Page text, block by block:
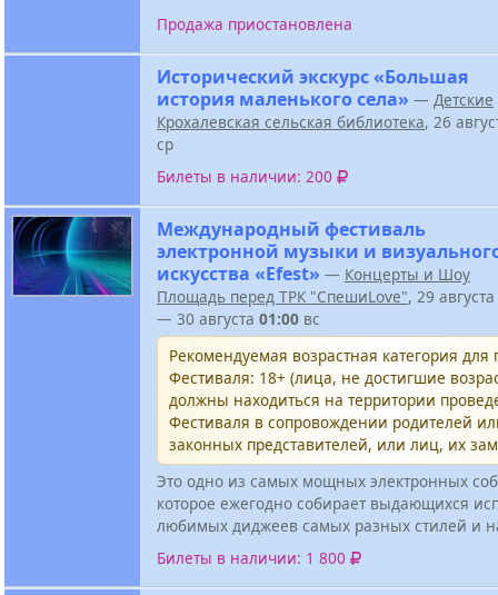
Продажа приостановлена
Исторический экскурс «Большая
история маленького села» — Детские
Крохалевская сельская библиотека, 26
ср
Билеты в наличии: 200
Международный фестиваль
электронной музыки и
искусства «Efest» — Концерты и Шоу
Площадь перед ТРК "СпешиLove", 29
— 30 августа 01:00 вс
Рекомендуемая возрастная категория
Фестиваля: 18+ (лица, не достигшие
должны находиться на территории
Фестиваля в сопровождении родителей
законных представителей, или лиц, их
Это одно из самых мощных электронных
которое ежегодно собирает выдающихся
любимых диджеев самых разных стилей и
Билеты в наличии: 1 800